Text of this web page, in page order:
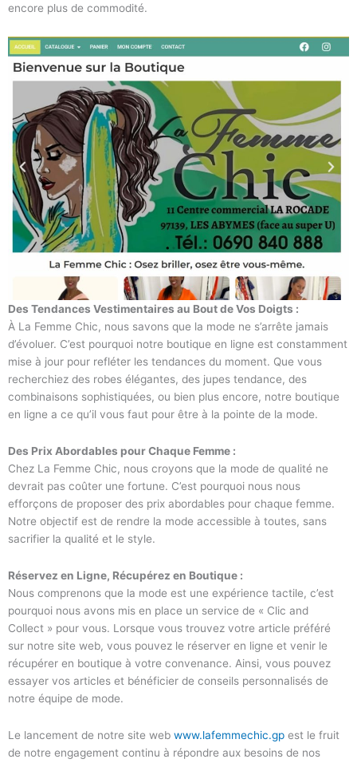
encore plus de commodité.
Des Tendances Vestimentaires au Bout de Vos Doigts :
À La Femme Chic, nous savons que la mode ne s’arrête jamais
d’évoluer. C’est pourquoi notre boutique en ligne est constamment
mise à jour pour refléter les tendances du moment. Que vous
recherchiez des robes élégantes, des jupes tendance, des
combinaisons sophistiquées, ou bien plus encore, notre boutique
en ligne a ce qu’il vous faut pour être à la pointe de la mode.
Des Prix Abordables pour Chaque Femme :
Chez La Femme Chic, nous croyons que la mode de qualité ne
devrait pas coûter une fortune. C’est pourquoi nous nous
efforçons de proposer des prix abordables pour chaque femme.
Notre objectif est de rendre la mode accessible à toutes, sans
sacrifier la qualité et le style.
Réservez en Ligne, Récupérez en Boutique :
Nous comprenons que la mode est une expérience tactile, c’est
pourquoi nous avons mis en place un service de « Clic and
Collect » pour vous. Lorsque vous trouvez votre article préféré
sur notre site web, vous pouvez le réserver en ligne et venir le
récupérer en boutique à votre convenance. Ainsi, vous pouvez
essayer vos articles et bénéficier de conseils personnalisés de
notre équipe de mode.
Le lancement de notre site web www.lafemmechic.gp est le fruit
de notre engagement continu à répondre aux besoins de nos